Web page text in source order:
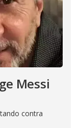
Messi
contra